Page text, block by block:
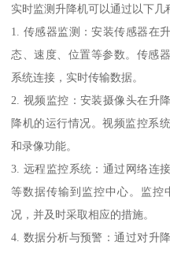
实时监测升降机可以通过以下几
1. 传感器监测：安装传感器在
态、速度、位置等参数。传感
系统连接，实时传输数据。
2. 视频监控：安装摄像头在升
降机的运行情况。视频监控系
和录像功能。
3. 远程监控系统：通过网络连
等数据传输到监控中心。监
况，并及时采取相应的措施。
4. 数据分析与预警：通过对升